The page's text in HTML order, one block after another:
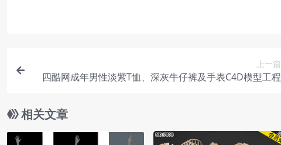
上一篇
四酷网成年男性淡紫T恤、深灰牛仔裤及手表C4D模型工程
相关文章